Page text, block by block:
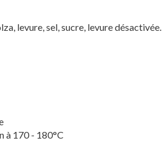
levure, sel, sucre, levure désactivée.
à 170 - 180°C